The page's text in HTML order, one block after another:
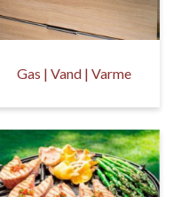
Gas | Vand | Varme